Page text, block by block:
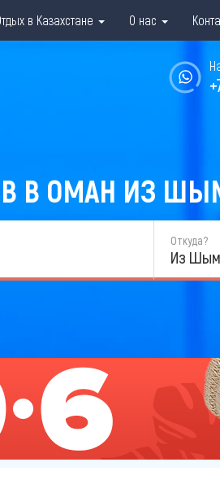
в Казахстане О нас
В ОМАН ИЗ
Откуда?
Из